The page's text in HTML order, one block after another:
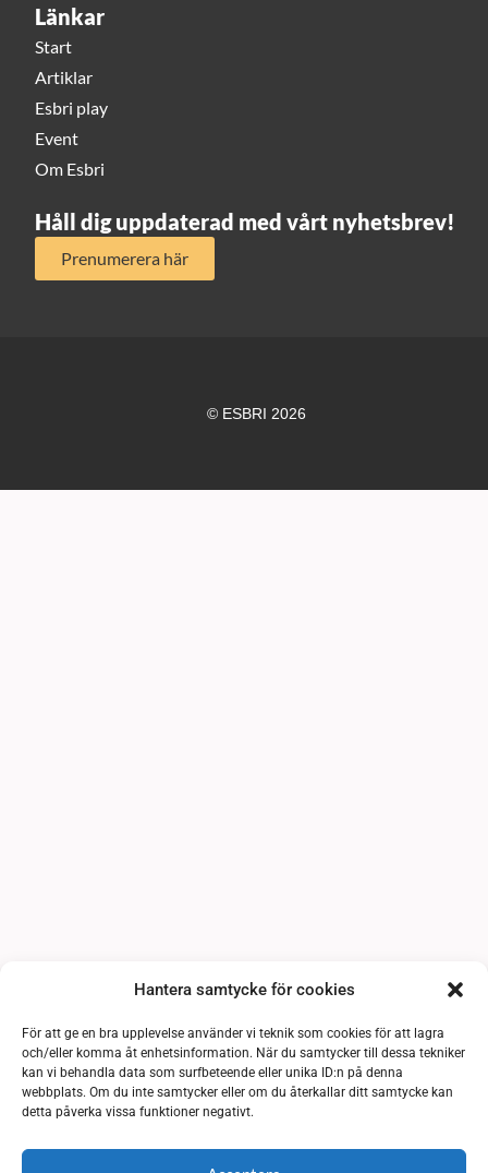
Hantera samtycke för cookies
För att ge en bra upplevelse använder vi teknik som cookies för att lagra
och/eller komma åt enhetsinformation. När du samtycker till dessa tekniker
kan vi behandla data som surfbeteende eller unika ID:n på denna
webbplats. Om du inte samtycker eller om du återkallar ditt samtycke kan
detta påverka vissa funktioner negativt.
Länkar
Start
Artiklar
Esbri play
Event
Om Esbri
Håll dig uppdaterad med vårt nyhetsbrev!
Prenumerera här
© ESBRI 2026